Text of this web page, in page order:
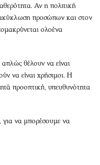
Αν η πολιτική
προσώπων και στον
ολοένα
θέλουν να είναι
να είναι χρήσιμοι. Η
προοπτική, υπευθυνότητα
για να μπορέσουμε να